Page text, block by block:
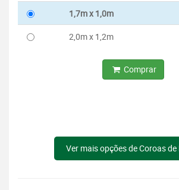
1,7m x 1,0m
2,0m x 1,2m
Comprar
Ver mais opções de Coroas de